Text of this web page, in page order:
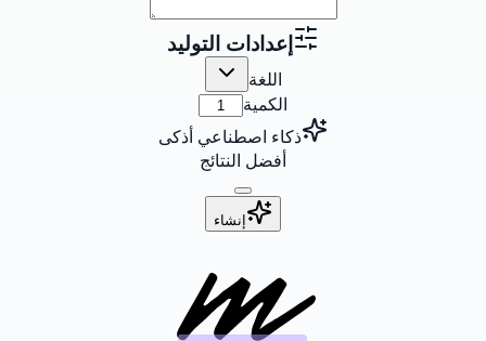
إعدادات التوليد
اللغة
الكمية
ذكاء اصطناعي أذكى
أفضل النتائج
إنشاء